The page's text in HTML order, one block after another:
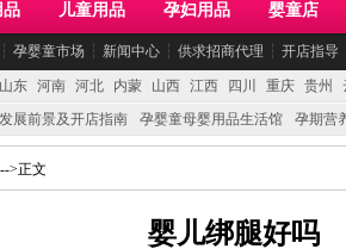
品 儿童用品 孕妇用品 婴童店
┆ 孕婴童市场 ┆ 新闻中心 ┆ 供求招商代理 ┆ 开店指导
山东 河南 河北 内蒙 山西 江西 四川 重庆 贵州
展前景及开店指南 孕婴童母婴用品生活馆 孕期营
>正文
婴儿绑腿好吗